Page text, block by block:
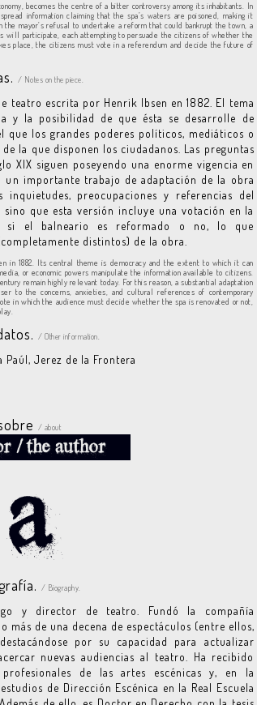
becomes the centre of a bitter controversy among its inhabitants. In
information claiming that the spa’s waters are poisoned, making it
the mayor’s refusal to undertake a reform that could bankrupt the town, a
will participate, each attempting to persuade the citizens of whether the
place, the citizens must vote in a referendum and decide the future of
/ Notes on the piece.
teatro escrita por Henrik Ibsen en 1882. El tema
y la posibilidad de que ésta se desarrolle de
que los grandes poderes políticos, mediáticos o
la que disponen los ciudadanos. Las preguntas
XIX siguen poseyendo una enorme vigencia en
un importante trabajo de adaptación de la obra
preocupaciones y referencias del
que esta versión incluye una votación en la
si el balneario es reformado o no, lo que
distintos) de la obra.
in 1882. Its central theme is democracy and the extent to which it can
or economic powers manipulate the information available to citizens.
remain highly relevant today. For this reason, a substantial adaptation
to the concerns, anxieties, and cultural references of contemporary
in which the audience must decide whether the spa is renovated or not,
/ Other information.
Paúl, Jerez de la Frontera
/ about
/ Biography.
y director de teatro. Fundó la compañía
más de una decena de espectáculos (entre ellos,
destacándose por su capacidad para actualizar
nuevas audiencias al teatro. Ha recibido
de las artes escénicas y, en la
de Dirección Escénica en la Real Escuela